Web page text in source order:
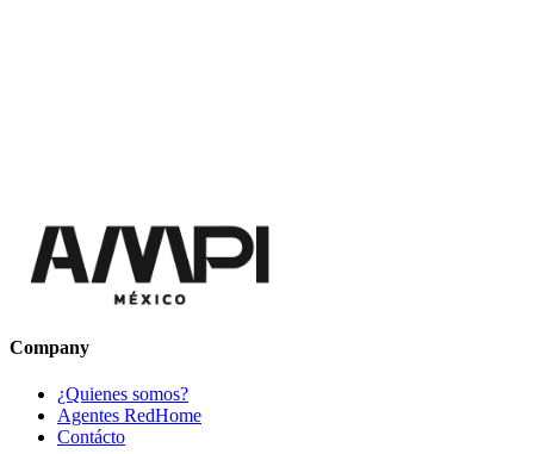
Company
¿Quienes somos?
Agentes RedHome
Contácto